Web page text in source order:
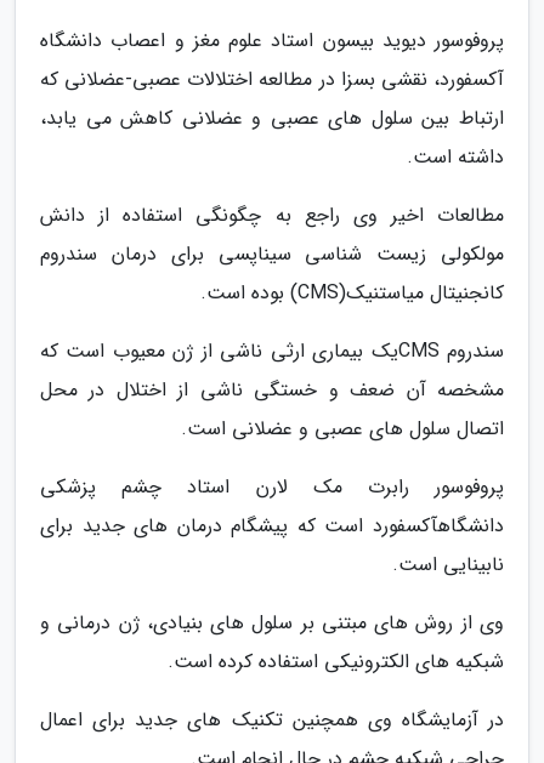
پروفوسور دیوید بیسون استاد علوم مغز و اعصاب دانشگاه
آکسفورد، نقشی بسزا در مطالعه اختلالات عصبی-عضلانی که
ارتباط بین سلول های عصبی و عضلانی کاهش می یابد،
داشته است.
مطالعات اخیر وی راجع به چگونگی استفاده از دانش
مولکولی زیست شناسی سیناپسی برای درمان سندروم
کانجنیتال میاستنیک(CMS) بوده است.
سندروم CMSیک بیماری ارثی ناشی از ژن معیوب است که
مشخصه آن ضعف و خستگی ناشی از اختلال در محل
اتصال سلول های عصبی و عضلانی است.
پروفوسور رابرت مک لارن استاد چشم پزشکی
دانشگاهآکسفورد است که پیشگام درمان های جدید برای
نابینایی است.
وی از روش های مبتنی بر سلول های بنیادی، ژن درمانی و
شبکیه های الکترونیکی استفاده کرده است.
در آزمایشگاه وی همچنین تکنیک های جدید برای اعمال